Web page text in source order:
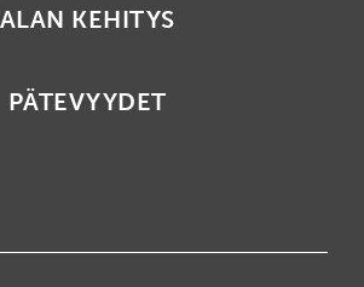
ALAN KEHITYS
PÄTEVYYDET